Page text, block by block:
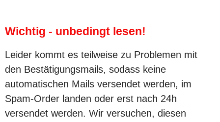
Wichtig - unbedingt lesen!
Leider kommt es teilweise zu Problemen mit
den Bestätigungsmails, sodass keine
automatischen Mails versendet werden, im
Spam-Order landen oder erst nach 24h
versendet werden. Wir versuchen, diesen